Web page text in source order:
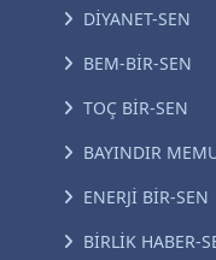
DİYANET-SEN
BEM-BİR-SEN
TOÇ BİR-SEN
BAYINDIR
ENERJİ BİR-SEN
BİRLİK HABER-